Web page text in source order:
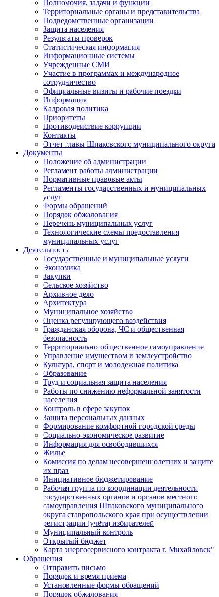
Полномочия, задачи и функции
Территориальные органы и представительства
Подведомственные организации
Защита населения
Результаты проверок
Статистическая информация
Информационные системы
Учрежденные СМИ
Участие в программах и международное
сотрудничество
Официальные визиты и рабочие поездки
Информация
Кадровая политика
Приоритеты
Противодействие коррупции
Контакты
Отчет главы Шпаковского муниципального округа
Документы
Положение об администрации
Регламент работы администрации
Нормативные правовые акты
Регламенты государственных и муниципальных
услуг
Формы обращений
Порядок обжалования
Перечень муниципальных услуг
Технологические схемы предоставления
муниципальных услуг
Деятельность
Государственные и муниципальные услуги
Экономика
Закупки
Сельское хозяйство
Архивное дело
Архитектура
Муниципальное хозяйство
Оценка регулирующего воздействия
Гражданская оборона, ЧС и общественная
безопасность
Территориально-общественное самоуправление
Управление имуществом и землеустройство
Культура, спорт и молодежная политика
Образование
Труд и социальная защита населения
Работы по снижению неформальной занятости
населения
Контроль в сфере закупок
Защита персональных данных
Формирование комфортной городской среды
Социально-экономическое развитие
Информация для освободившихся
Жилье
Комиссия по делам несовершеннолетних и защите
их прав
Инициативное бюджетирование
Рабочая группа по координации деятельности
государственных органов и органов местного
самоуправления Шпаковского муниципального
округа ставропольского края при осуществлении
регистрации (учёта) избирателей
Муниципальный контроль
Открытый бюджет
Карта энергосервисного контракта г. Михайловск"
Обращения
Отправить письмо
Порядок и время приема
Установленные формы обращений
Порядок обжалования